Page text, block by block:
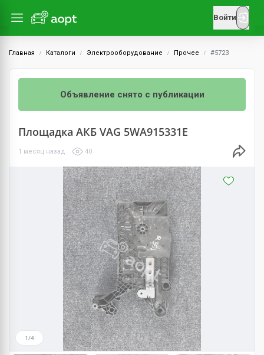
Войти
Главная Каталоги Электрооборудование Прочее #5723
Объявление снято с публикации
Площадка АКБ VAG 5WA915331E
1 месяц назад 40
1/4